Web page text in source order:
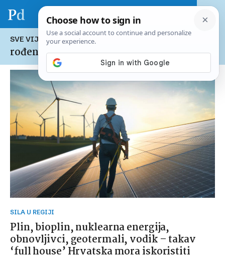
SVE VIJESTI NA TEMU:
rođendanski specijal PD
SILA U REGIJI
Plin, bioplin, nuklearna energija,
obnovljivci, geotermali, vodik – takav
‘full house’ Hrvatska mora iskoristiti